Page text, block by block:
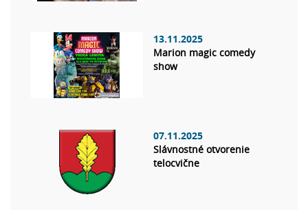
13.11.2025
Marion magic comedy
show
07.11.2025
Slávnostné otvorenie
telocvične